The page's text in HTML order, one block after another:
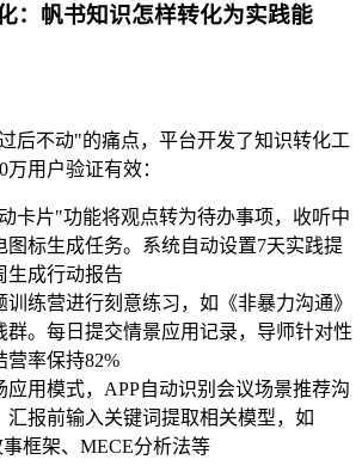
：帆书知识怎样转化为实践能
后不动"的痛点，平台开发了知识转化工
用户验证有效：
卡片"功能将观点转为待办事项，收听中
图标生成任务。系统自动设置7天实践提
生成行动报告
训练营进行刻意练习，如《非暴力沟通》
群。每日提交情景应用记录，导师针对性
营率保持82%
应用模式，APP自动识别会议场景推荐沟
汇报前输入关键词提取相关模型，如
事框架、MECE分析法等